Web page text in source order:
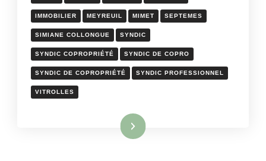
IMMOBILIER MEYREUIL MIMET SEPTEMES
SIMIANE COLLONGUE SYNDIC
SYNDIC COPROPRIÉTÉ SYNDIC DE COPRO
SYNDIC DE COPROPRIÉTÉ SYNDIC PROFESSIONNEL
VITROLLES
Lire la suite